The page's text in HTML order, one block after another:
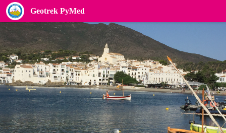
Geotrek PyMed
(E 12 - GR 92) Cadaqués - Rosas